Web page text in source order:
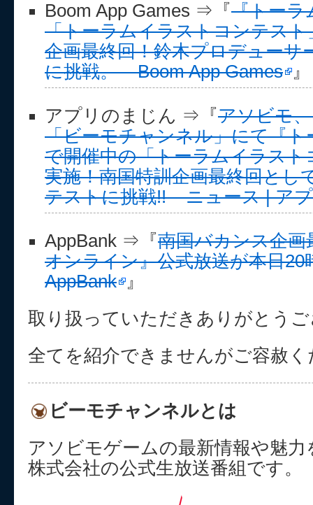
Boom App Games ⇒『『トーラ
「トーラムイラストコンテスト
企画最終回！鈴木プロデューサ
に挑戦。 – Boom App Games
』
アプリのまじん ⇒『アソビモ
「ビーモチャンネル」にて『
で開催中の「トーラムイラスト
実施！南国特訓企画最終回とし
テストに挑戦!! – ニュース | ア
AppBank ⇒『南国バカンス企画
オンライン』公式放送が本日20
AppBank
』
取り扱っていただきありがとう
全てを紹介できませんがご容赦く
ビーモチャンネルとは
アソビモゲームの最新情報や魅
株式会社の公式生放送番組です。